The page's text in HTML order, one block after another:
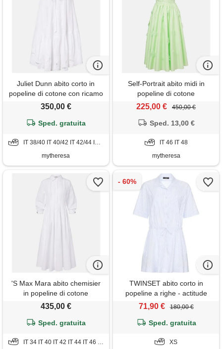
Juliet Dunn abito corto in
popeline di cotone con ricamo
350,00 €
Sped. gratuita
IT 38/40 IT 40/42 IT 42/44 IT 44/46 IT 46
mytheresa
Self-Portrait abito midi in
popeline di cotone
225,00 € 450,00 €
Sped. 13,00 €
IT 46 IT 48
mytheresa
'S Max Mara abito chemisier
in popeline di cotone
435,00 €
Sped. gratuita
IT 34 IT 40 IT 42 IT 44 IT 46 IT 48
TWINSET abito corto in
popeline a righe - actitude
71,90 € 180,00 €
Sped. gratuita
XS